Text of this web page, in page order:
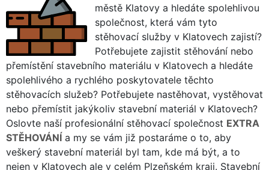
městě Klatovy a hledáte spolehlivou
společnost, která vám tyto
stěhovací služby v Klatovech zajistí?
Potřebujete zajistit stěhování nebo
přemístění stavebního materiálu v Klatovech a hledáte
spolehlivého a rychlého poskytovatele těchto
stěhovacích služeb? Potřebujete nastěhovat, vystěhovat
nebo přemístit jakýkoliv stavební materiál v Klatovech?
Oslovte naší profesionální stěhovací společnost EXTRA
STĚHOVÁNÍ a my se vám již postaráme o to, aby
veškerý stavební materiál byl tam, kde má být, a to
nejen v Klatovech ale v celém Plzeňském kraji. Stavební